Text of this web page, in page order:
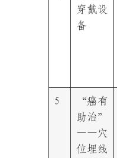
穿戴设
备
5
“癌有
助治”
——穴
位埋线